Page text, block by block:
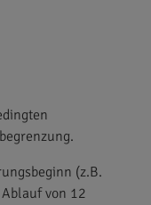
(z.B.
von 12